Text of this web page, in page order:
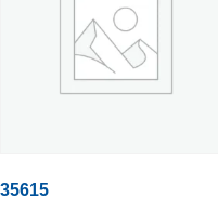
35615